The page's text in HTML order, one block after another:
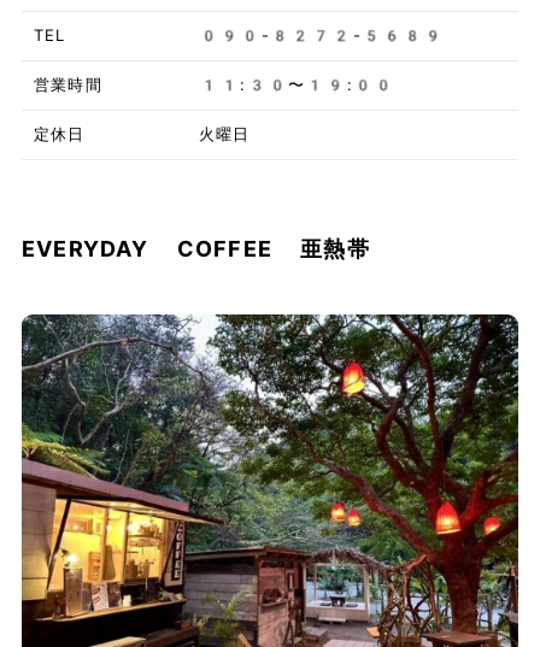
TEL 090-8272-5689
営業時間 11:30〜19:00
定休日 火曜日
EVERYDAY COFFEE 亜熱帯